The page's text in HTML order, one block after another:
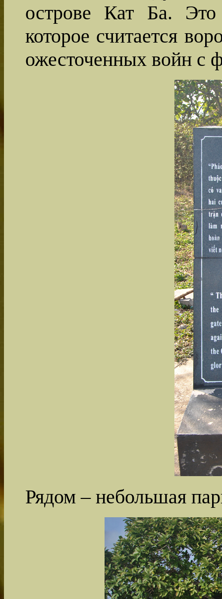
острове Кат Ба. Это
которое считается
ожесточенных войн с
Рядом – небольшая